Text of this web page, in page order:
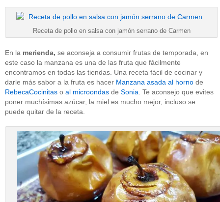
Receta de pollo en salsa con jamón serrano de Carmen
En la merienda, se aconseja a consumir frutas de temporada, en
este caso la manzana es una de las fruta que fácilmente
encontramos en todas las tiendas. Una receta fácil de cocinar y
darle más sabor a la fruta es hacer Manzana asada al horno de
RebecaCocinitas o al microondas de Sonia . Te aconsejo que evites
poner muchísimas azúcar, la miel es mucho mejor, incluso se
puede quitar de la receta.